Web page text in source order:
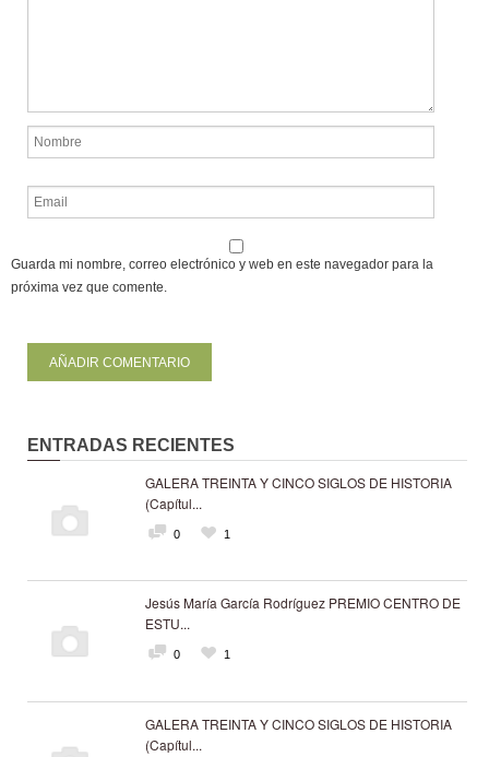
Guarda mi nombre, correo electrónico y web en este navegador para la
próxima vez que comente.
ENTRADAS RECIENTES
GALERA TREINTA Y CINCO SIGLOS DE HISTORIA
(Capítul...
0 1
Jesús María García Rodríguez PREMIO CENTRO DE
ESTU...
0 1
GALERA TREINTA Y CINCO SIGLOS DE HISTORIA
(Capítul...